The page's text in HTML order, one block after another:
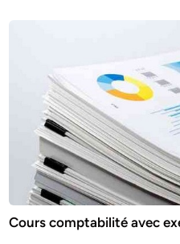
Cours comptabilité avec